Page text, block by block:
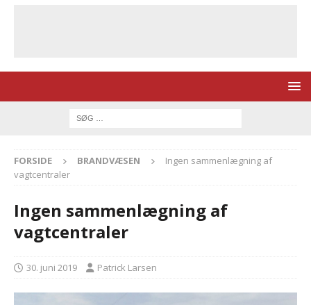
FORSIDE BRANDVÆSEN
Ingen sammenlægning af
vagtcentraler
Ingen sammenlægning af
vagtcentraler
30. juni 2019 Patrick Larsen